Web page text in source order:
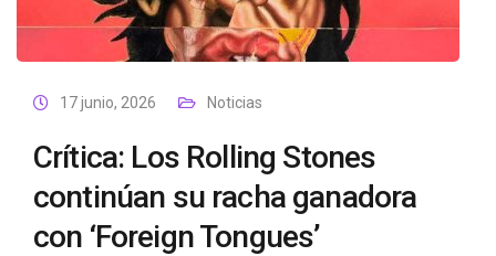
17 junio, 2026 Noticias
Crítica: Los Rolling Stones
continúan su racha ganadora
con ‘Foreign Tongues’